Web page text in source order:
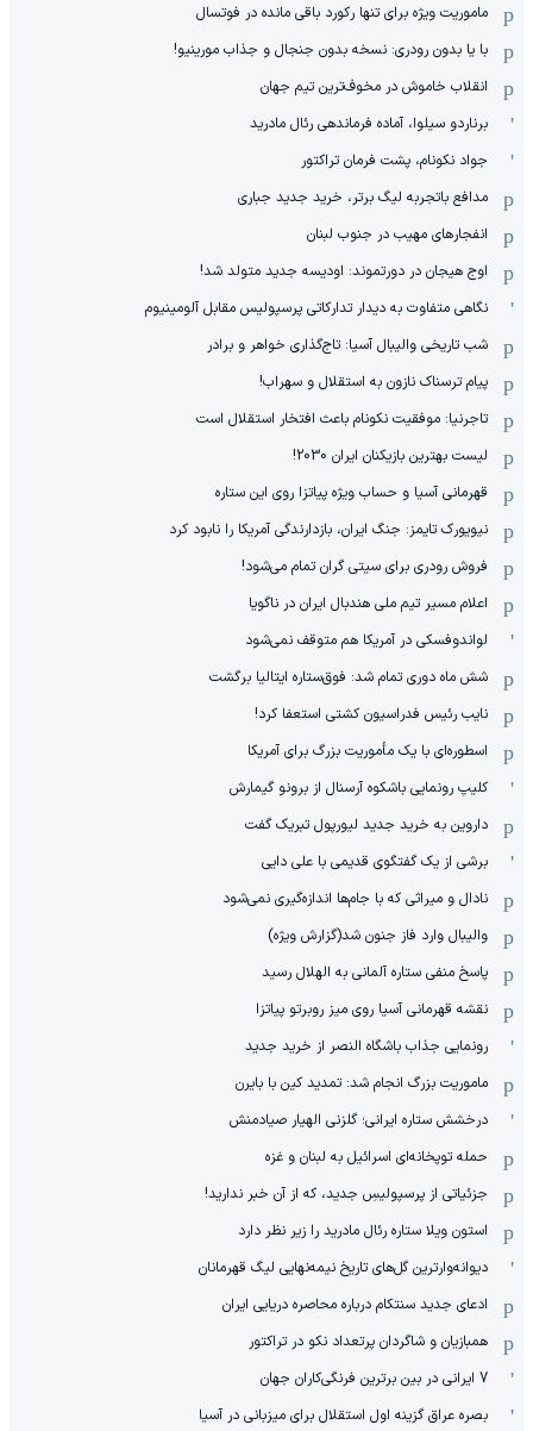
ماموریت ویژه برای تنها رکورد باقی مانده در فوتسال
با یا بدون رودری: نسخه بدون جنجال و جذاب مورینیو!
انقلاب خاموش در مخوف‌‌ترین تیم جهان
برناردو سیلوا، آماده فرماندهی رئال مادرید
جواد نکونام، پشت فرمان تراکتور
مدافع باتجربه لیگ برتر، خرید جدید جباری
انفجارهای مهیب در جنوب لبنان
اوج هیجان در دورتموند: اودیسه جدید متولد شد!
نگاهی متفاوت به دیدار تدارکاتی پرسپولیس مقابل آلومینیوم
شب تاریخی والیبال آسیا: تاج‌گذاری خواهر و برادر
پیام ترسناک نازون به استقلال و سهراب!
تاجرنیا: موفقیت نکونام باعث افتخار استقلال است
لیست بهترین بازیکنان ایران 2030!
قهرمانی آسیا و حساب ویژه پیاتزا روی این ستاره
نیویورک تایمز: جنگ ایران، بازدارندگی آمریکا را نابود کرد
فروش رودری برای سیتی گران تمام می‌شود!
اعلام مسیر تیم ملی هندبال ایران در ناگویا
لواندوفسکی در آمریکا هم متوقف نمی‌شود
شش ماه دوری تمام شد: فوق‌ستاره ایتالیا برگشت
نایب رئیس فدراسیون کشتی استعفا کرد!
اسطوره‌ای با یک مأموریت بزرگ برای آمریکا
کلیپ رونمایی باشکوه آرسنال از برونو گیمارش
داروین به خرید جدید لیورپول تبریک گفت
برشی از یک گفتگوی قدیمی با علی دایی
نادال و میراثی که با جام‌ها اندازه‌گیری نمی‌شود
والیبال وارد فاز جنون شد(گزارش ویژه)
پاسخ منفی ستاره آلمانی به الهلال رسید
نقشه قهرمانی آسیا روی میز روبرتو پیاتزا
رونمایی جذاب باشگاه النصر از خرید جدید
ماموریت بزرگ انجام شد: تمدید کین با بایرن
درخشش ستاره ایرانی؛ گلزنی الهیار صیادمنش
حمله توپخانه‌ای اسرائیل به لبنان و غزه
جزئیاتی از پرسپولیسِ جدید، که از آن ‌خبر ندارید!
استون ویلا ستاره رئال مادرید را زیر نظر دارد
دیوانه‌وارترین گل‌های تاریخ نیمه‌نهایی لیگ قهرمانان
ادعای جدید سنتکام درباره محاصره دریایی ایران
همبازیان و شاگردان پرتعداد نکو در تراکتور
7 ایرانی در بین برترین فرنگی‌کاران جهان
بصره عراق گزینه اول استقلال برای میزبانی در آسیا